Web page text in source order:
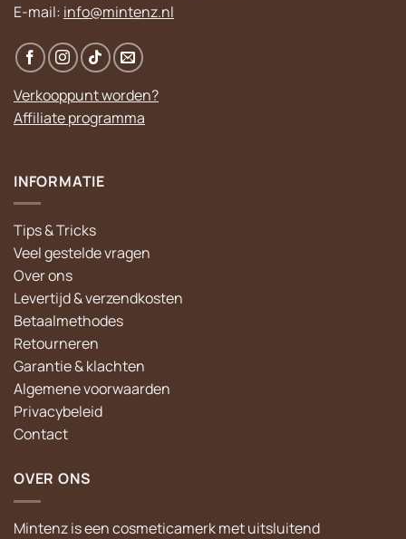
E-mail: info@mintenz.nl
Verkooppunt worden?
Affiliate programma
INFORMATIE
Tips & Tricks
Veel gestelde vragen
Over ons
Levertijd & verzendkosten
Betaalmethodes
Retourneren
Garantie & klachten
Algemene voorwaarden
Privacybeleid
Contact
OVER ONS
Mintenz is een cosmeticamerk met uitsluitend